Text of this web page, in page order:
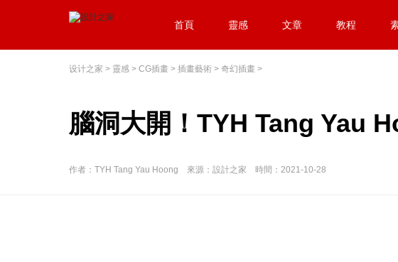
首頁 靈感 文章 教程
设计之家 > 靈感 > CG插畫 > 插畫藝術 > 奇幻插畫 >
腦洞大開！TYH Tang Yau
作者：TYH Tang Yau Hoong 來源：設計之家 時間：2021-10-28